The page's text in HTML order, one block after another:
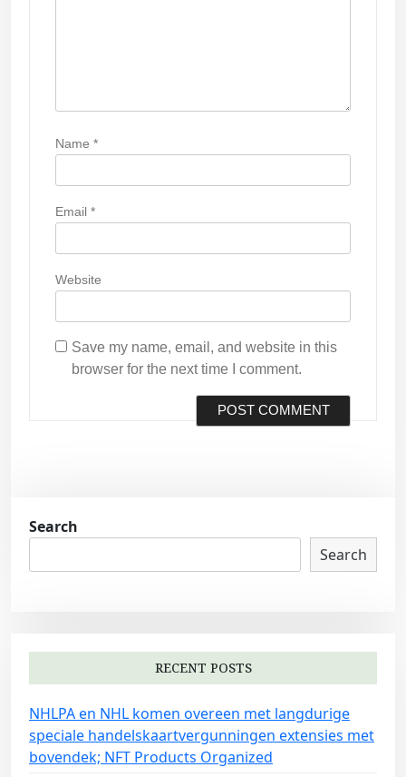
Name *
Email *
Website
Save my name, email, and website in this
browser for the next time I comment.
Search
Search
RECENT POSTS
NHLPA en NHL komen overeen met langdurige
speciale handelskaartvergunningen extensies met
bovendek; NFT Products Organized